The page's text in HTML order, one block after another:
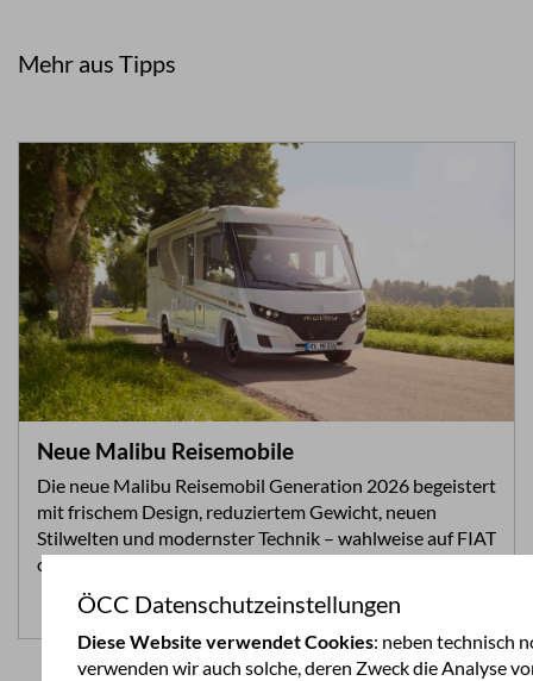
Mehr aus Tipps
Neue Malibu Reisemobile
Die neue Malibu Reisemobil Generation 2026 begeistert
mit frischem Design, reduziertem Gewicht, neuen
Stilwelten und modernster Technik – wahlweise auf FIAT
oder Mercedes.
Zum Artikel >>
ÖCC Datenschutzeinstellungen
Diese Website verwendet Cookies: neben technisch
verwenden wir auch solche, deren Zweck die Analyse